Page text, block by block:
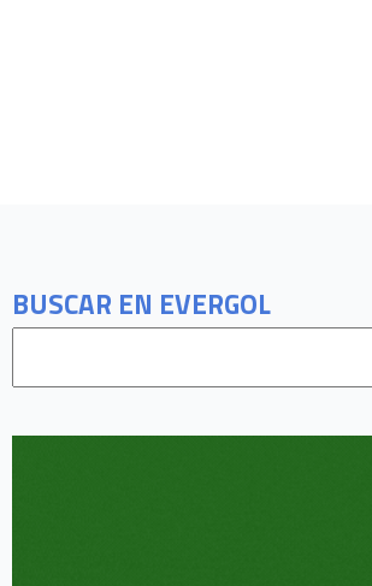
BUSCAR EN EVERGOL